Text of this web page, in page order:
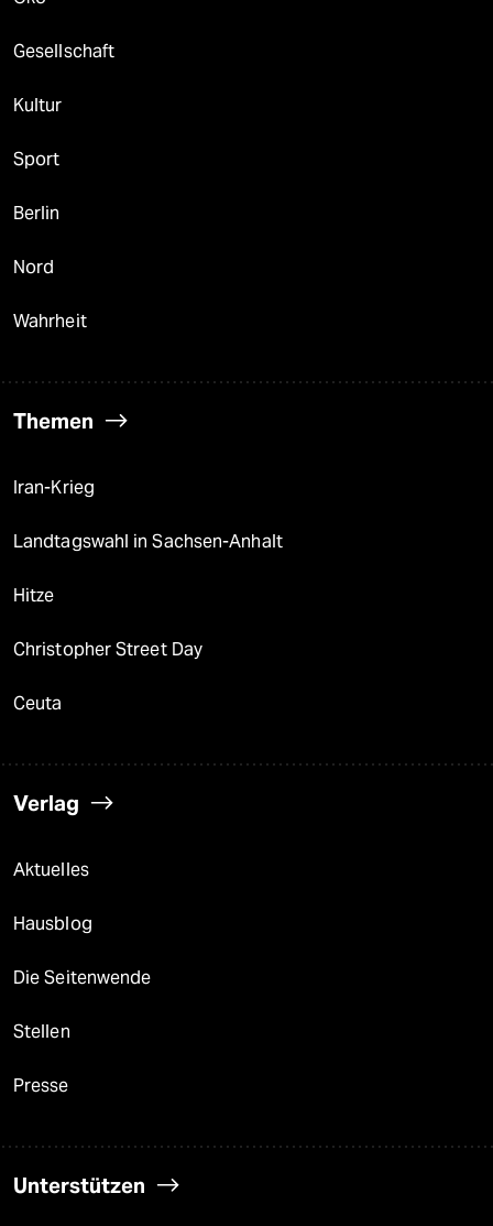
Gesellschaft
Kultur
Sport
Berlin
Nord
Wahrheit
Themen
Iran-Krieg
Landtagswahl in Sachsen-Anhalt
Hitze
Christopher Street Day
Ceuta
Verlag
Aktuelles
Hausblog
Die Seitenwende
Stellen
Presse
Unterstützen